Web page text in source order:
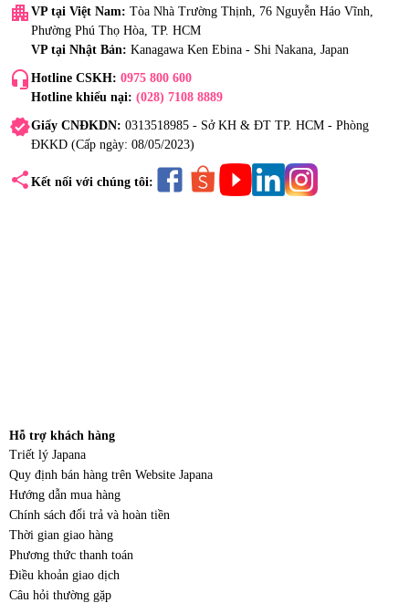
apartment VP tại Việt Nam: Tòa Nhà Trường Thịnh, 76 Nguyễn Háo Vĩnh,
Phường Phú Thọ Hòa, TP. HCM
VP tại Nhật Bản: Kanagawa Ken Ebina - Shi Nakana, Japan
headset_mic Hotline CSKH: 0975 800 600
Hotline khiếu nại: (028) 7108 8889
verifiedGiấy CNĐKDN: 0313518985 - Sở KH & ĐT TP. HCM - Phòng
ĐKKD (Cấp ngày: 08/05/2023)
share Kết nối với chúng tôi:
Hỗ trợ khách hàng
Triết lý Japana
Quy định bán hàng trên Website Japana
Hướng dẫn mua hàng
Chính sách đổi trả và hoàn tiền
Thời gian giao hàng
Phương thức thanh toán
Điều khoản giao dịch
Câu hỏi thường gặp